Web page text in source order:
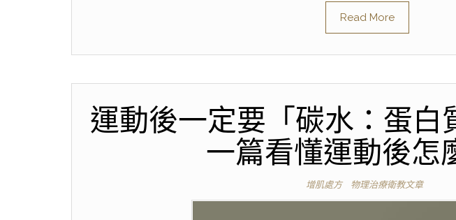
Read More
運動後一定要「碳水：蛋白
一篇看懂運動後怎
增肌處方 物理治療衛教文章